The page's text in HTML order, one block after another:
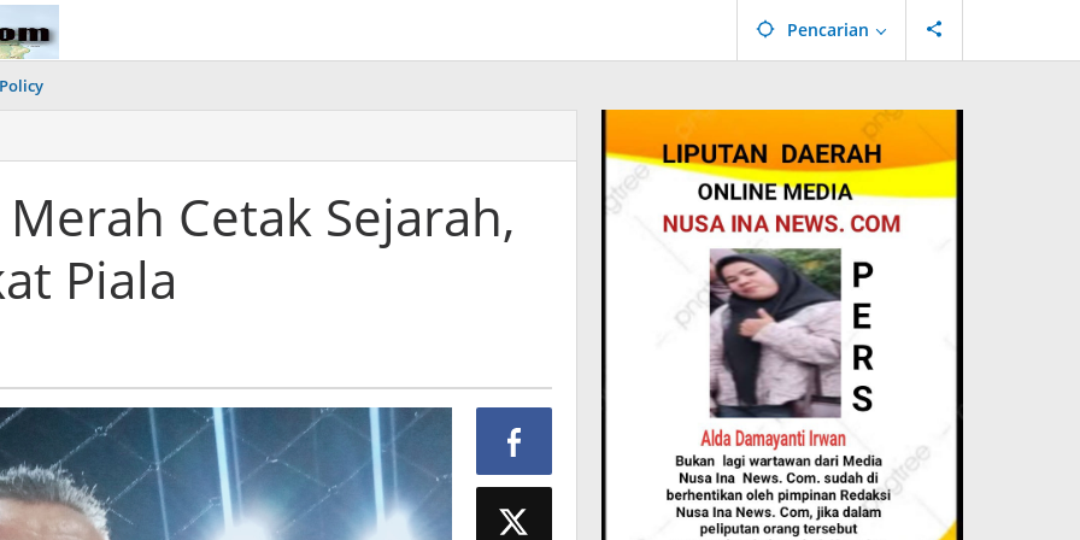
Pencarian
Cetak Sejarah,
Piala